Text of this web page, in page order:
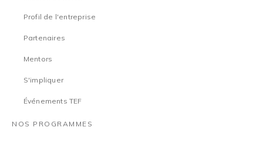
Profil de l'entreprise
Partenaires
Mentors
S'impliquer
Événements TEF
NOS PROGRAMMES